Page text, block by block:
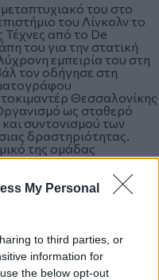
My Personal
to third parties, or
information for
the below opt-out
του στο
του Λίνκολν το
Τέχνες από το De
του για την στατική
εμπειρία του στη
τον οδήγησε στη
Θεσσαλονίκης
ως σταθερό
συντονισμού των
δραστηριότητας.
της ομάδας
Κινηματογράφου
)